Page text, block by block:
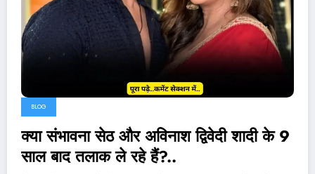
BLOG
क्या संभावना सेठ और अविनाश द्विवेदी शादी के 9
साल बाद तलाक ले रहे हैं?..